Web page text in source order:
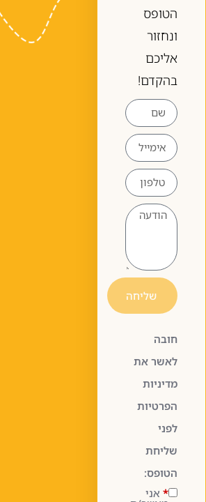
הטופס
ונחזור
אליכם
בהקדם!
שליחה
חובה
לאשר את
מדיניות
הפרטיות
לפני
שליחת
הטופס:
*אני